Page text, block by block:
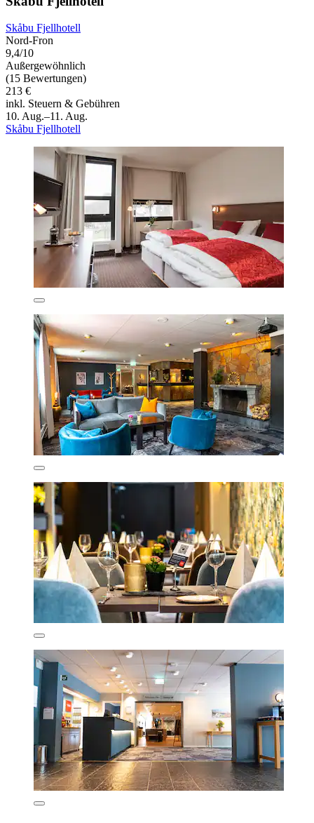
Skåbu Fjellhotell
Nord-Fron
9,4/10
Außergewöhnlich
(15 Bewertungen)
213 €
inkl. Steuern & Gebühren
10. Aug.–11. Aug.
Skåbu Fjellhotell